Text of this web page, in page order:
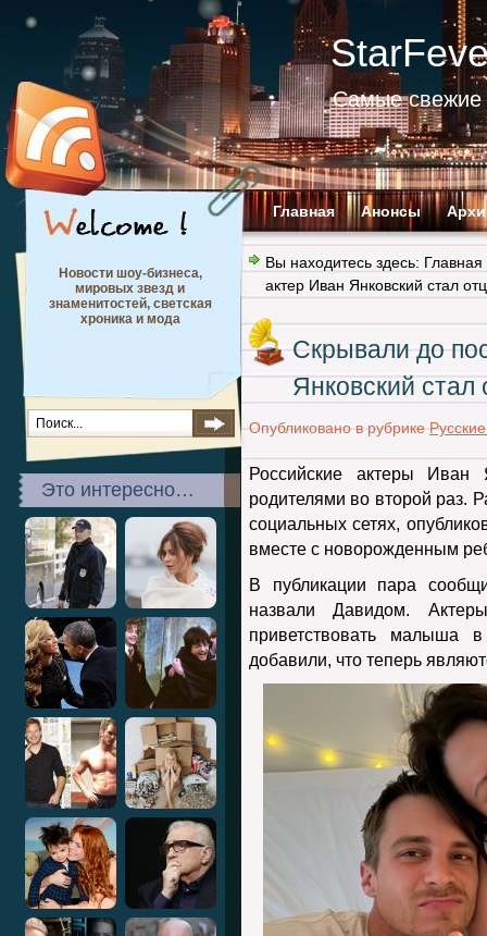
Самые свежие
Главная Анонсы
Новости шоу-бизнеса,
мировых звезд и
знаменитостей, светская
хроника и мода
Это интересно…
Вы находитесь здесь: Главная
актер Иван Янковский стал
Скрывали до
Янковский стал
Опубликовано в рубрике
Российские актеры
родителями во второй раз.
социальных сетях,
вместе с новорожденным
В публикации пара
назвали Давидом.
приветствовать
добавили, что теперь